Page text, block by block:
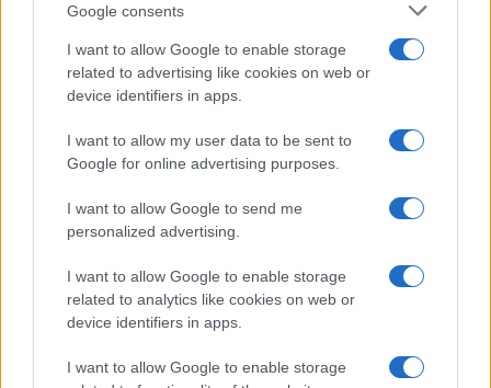
Google consents
I want to allow Google to enable storage
related to advertising like cookies on web or
device identifiers in apps.
I want to allow my user data to be sent to
Google for online advertising purposes.
I want to allow Google to send me
personalized advertising.
I want to allow Google to enable storage
related to analytics like cookies on web or
device identifiers in apps.
I want to allow Google to enable storage
Παχυσαρκία: Γιατί οι ειδικοί λένε ότι η θεραπεία
δεν πρέπει να διακόπτεται
12/07/2026 - 12:00μμ